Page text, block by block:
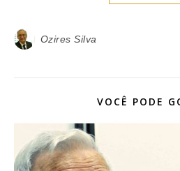
Ozires Silva
VOCÊ PODE